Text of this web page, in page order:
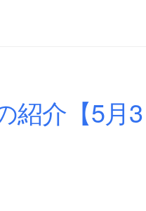
紹介【5月3